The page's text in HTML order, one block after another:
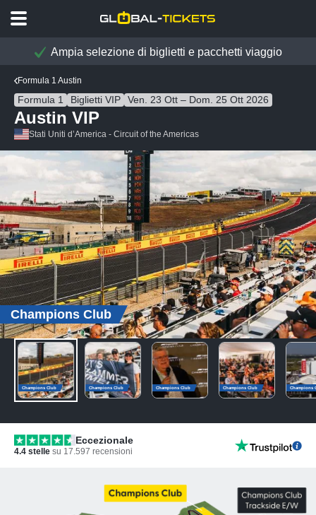
Ampia selezione di biglietti e pacchetti viaggio
Formula 1 Austin
Formula 1 Biglietti VIP Ven. 23 Ott – Dom. 25 Ott 2026
Austin VIP
Stati Uniti d’America - Circuit of the Americas
Champions Club
Champions Club Champions Club Champions Club Champions Club Champions
Eccezionale
4.4 stelle su 17.597 recensioni